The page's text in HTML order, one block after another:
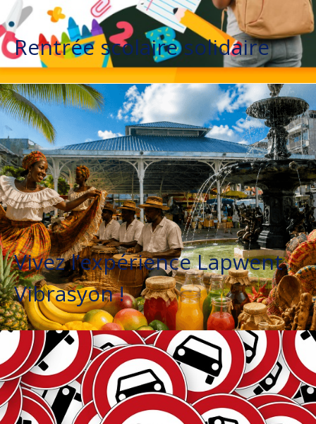
Rentrée scolaire solidaire
Vivez l’expérience Lapwent
Vibrasyon !